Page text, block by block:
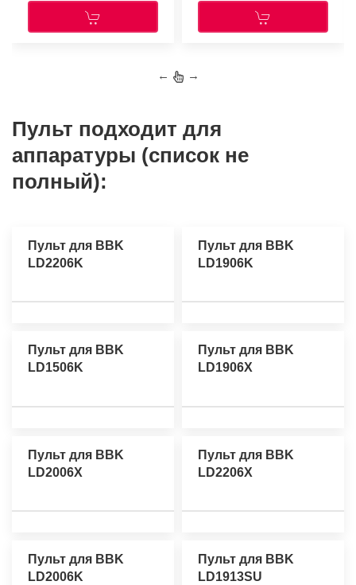
← →
Пульт подходит для
аппаратуры (список не
полный):
Пульт для BBK
LD2206K
Пульт для BBK
LD1906K
Пульт для BBK
LD1506K
Пульт для BBK
LD1906X
Пульт для BBK
LD2006X
Пульт для BBK
LD2206X
Пульт для BBK
LD2006K
Пульт для BBK
LD1913SU